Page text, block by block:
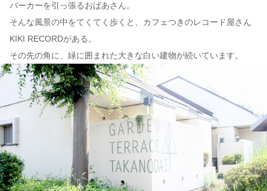
バーカーを引っ張るおばあさん。
そんな風景の中をてくてく歩くと、カフェつきのレコード屋さん
KIKI RECORDがある。
その先の角に、緑に囲まれた大きな白い建物が続いています。